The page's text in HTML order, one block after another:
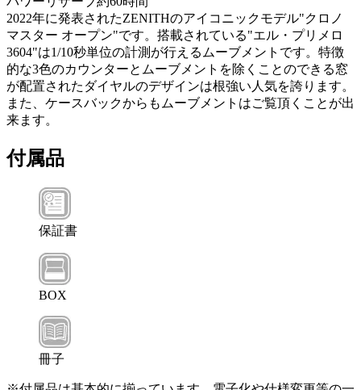
2022年に発表されたZENITHのアイコニックモデル"クロノ
マスター オープン"です。搭載されている"エル・プリメロ
3604"は1/10秒単位の計測が行えるムーブメントです。特徴
的な3色のカウンターとムーブメントを除くことのできる窓
が配置されたダイヤルのデザインは根強い人気を誇ります。
また、ケースバックからもムーブメントはご覧頂くことが出
来ます。
付属品
保証書
BOX
冊子